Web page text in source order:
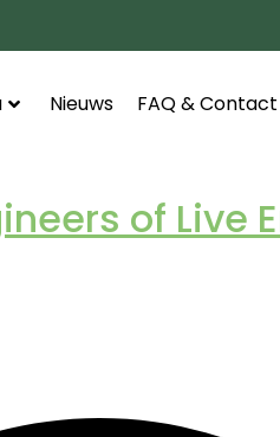
Nieuws FAQ & Contact
of Live